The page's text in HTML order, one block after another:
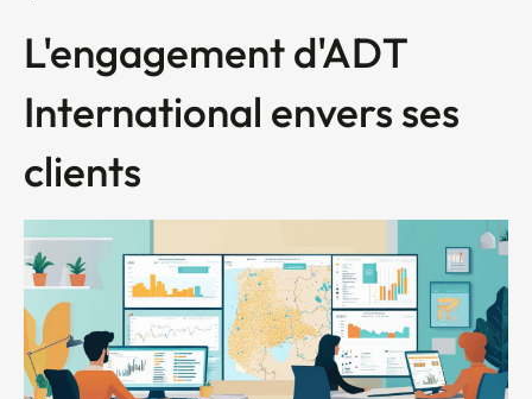
L'engagement d'ADT
International envers ses
clients